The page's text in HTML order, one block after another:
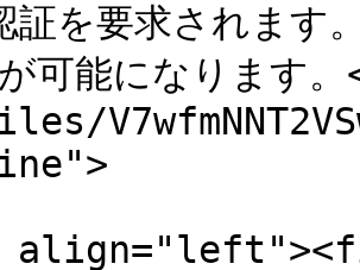
を要求されます
可能になります。